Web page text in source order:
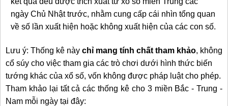
ngày Chủ Nhật trước, nhằm cung cấp cái nhìn tổng quan
về số lần xuất hiện hoặc không xuất hiện của các con số.
Lưu ý: Thống kê này chỉ mang tính chất tham khảo, không
cổ súy cho việc tham gia các trò chơi dưới hình thức biến
tướng khác của xổ số, vốn không được pháp luật cho phép.
Tham khảo lại tất cả các thống kê cho 3 miền Bắc - Trung -
Nam mỗi ngày tại đây: